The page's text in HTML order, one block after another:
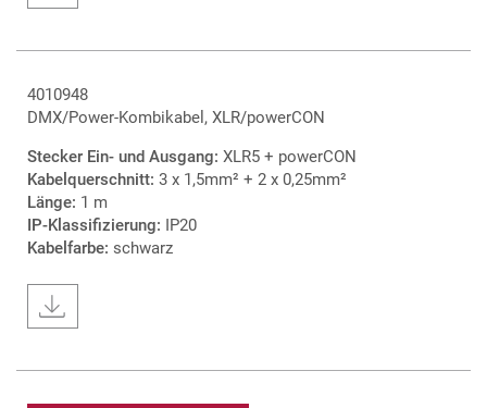
4010948
DMX/Power-Kombikabel, XLR/powerCON
Stecker Ein- und Ausgang: XLR5 + powerCON
Kabelquerschnitt: 3 x 1,5mm² + 2 x 0,25mm²
Länge: 1 m
IP-Klassifizierung: IP20
Kabelfarbe: schwarz